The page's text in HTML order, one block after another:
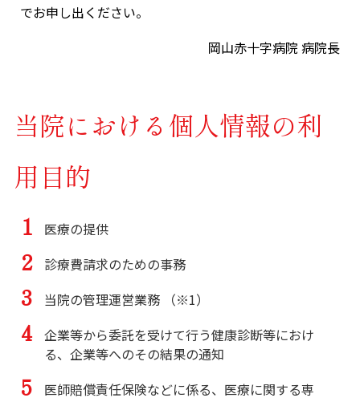
でお申し出ください。
岡山赤十字病院 病院長
当院における個人情報の利
用目的
医療の提供
診療費請求のための事務
当院の管理運営業務 （※1）
企業等から委託を受けて行う健康診断等におけ
る、企業等へのその結果の通知
医師賠償責任保険などに係る、医療に関する専